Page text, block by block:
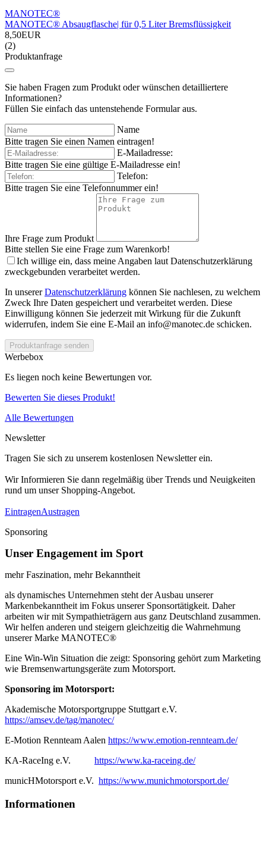
MANOTEC®
MANOTEC® Absaugflasche| für 0,5 Liter Bremsflüssigkeit
8,50EUR
(2)
Produktanfrage
Sie haben Fragen zum Produkt oder wünschen detailliertere
Informationen?
Füllen Sie einfach das untenstehende Formular aus.
Name
Bitte tragen Sie einen Namen eintragen!
E-Mailadresse:
Bitte tragen Sie eine gültige E-Mailadresse ein!
Telefon:
Bitte tragen Sie eine Telefonnummer ein!
Ihre Frage zum Produkt
Bitte stellen Sie eine Frage zum Warenkorb!
Ich willige ein, dass meine Angaben laut Datenschutzerklärung
zweckgebunden verarbeitet werden.
In unsererDatenschutzerklärung können Sie nachlesen, zu welchem
Zweck Ihre Daten gespeichert und verarbeitet werden. Diese
Einwilligung können Sie jederzeit mit Wirkung für die Zukunft
widerrufen, indem Sie eine E-Mail an info@manotec.de schicken.
Produktanfrage senden
Werbebox
Es liegen noch keine Bewertungen vor.
Bewerten Sie dieses Produkt!
Alle Bewertungen
Newsletter
Tragen Sie sich zu unserem kostenlosen Newsletter ein.
Wir Informieren Sie dann regelmäßig über Trends und Neuigkeiten
rund um unser Shopping-Angebot.
EintragenAustragen
Sponsoring
Unser Engagement im Sport
mehr Faszination, mehr Bekanntheit
als dynamisches Unternehmen steht der Ausbau unserer
Markenbekanntheit im Fokus unserer Sponsortätigkeit. Daher
arbeiten wir mit Sympathieträgern aus ganz Deutschland zusammen.
Wir helfen anderen und steigern gleichzeitig die Wahrnehmung
unserer Marke MANOTEC®
Eine Win-Win Situation die zeigt: Sponsoring gehört zum Marketing
wie Bremsenwartungsgeräte zum Motorsport.
Sponsoring im Motorsport:
Akademische Motorsportgruppe Stuttgart e.V.
https://amsev.de/tag/manotec/
E-Motion Rennteam Aalen https://www.emotion-rennteam.de/
KA-RaceIng e.V. https://www.ka-raceing.de/
municHMotorsport e.V. https://www.munichmotorsport.de/
Informationen